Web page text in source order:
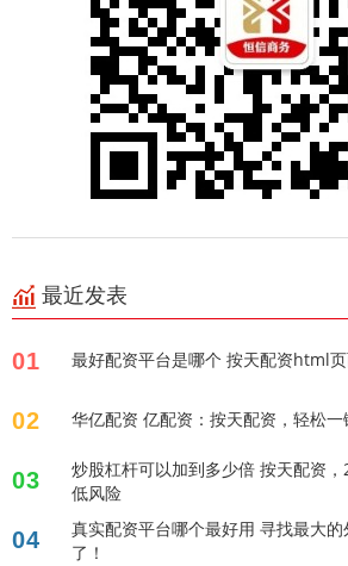
最近发表
01 最好配资平台是哪个 按天配资html
02 华亿配资 亿配资：按天配资，轻松一
03
炒股杠杆可以加到多少倍 按天配资，
低风险
04
真实配资平台哪个最好用 寻找最大
了！